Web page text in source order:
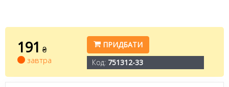
191 ₴
завтра
ПРИДБАТИ
Код: 751312-33